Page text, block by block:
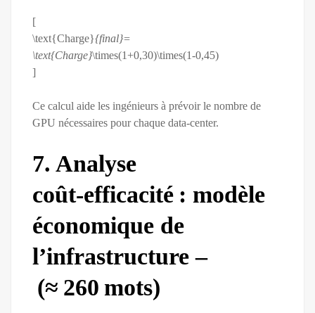
[
\text{Charge}{final}=
\text{Charge}\times(1+0,30)\times(1-0,45)
]
Ce calcul aide les ingénieurs à prévoir le nombre de
GPU nécessaires pour chaque data‑center.
7. Analyse
coût‑efficacité : modèle
économique de
l’infrastructure –
(≈ 260 mots)